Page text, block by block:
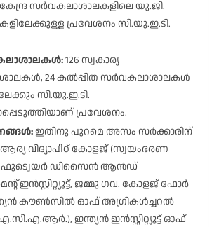
സർവകലാശാലകളിലെ യു.ജി.
പ്രവേശനം സി.യു.ഇ.ടി.
126 സ്വകാര്യ
24 കൽപ്പിത സർവകലാശാലകൾ
സി.യു.ഇ.ടി.
പ്രവേശനം.
ഇതിനു പുറമെ അസം സർക്കാരിന്
വിദ്യാപീഠ് കോളജ് (സ്വയംഭരണ
ഫുട്വെയർ ഡിസൈൻ ആൻഡ്
ഇൻസ്റ്റിറ്റ്യൂട്ട്, ജമ്മു ഗവ. കോളജ് ഫോർ
കൗൺസിൽ ഓഫ് അഗ്രികൾച്ചറൽ
ഇന്ത്യൻ ഇൻസ്റ്റിറ്റ്യൂട്ട് ഓഫ്